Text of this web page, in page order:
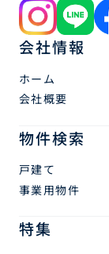
会社情報
ホーム
会社概要
物件検索
戸建て
事業用物件
特集